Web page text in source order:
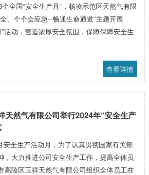
全国“安全生产月”，杨凌示范区天然气有限
、个个会应急--畅通生命通道”主题开展
活动，营造浓厚安全氛围，保障保障安全生
查看详情
天然气有限公司举行2024年“安全生产
安全生产活动月，为了认真贯彻国家有关部
，大力推进公司安全生产工作，提高全体员
高陵区玉祥天然气有限公司组织全体员工在